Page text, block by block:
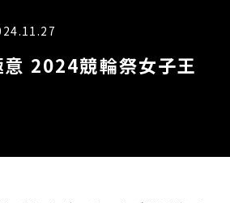
2024競輪祭女子王